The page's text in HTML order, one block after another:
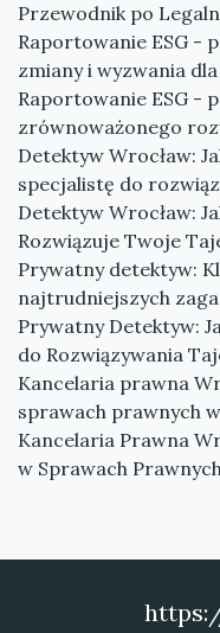
Przewodnik po
Raportowanie ESG -
zmiany i wyzwania
Raportowanie ESG -
zrównoważonego
Detektyw Wrocław:
specjalistę do
Detektyw Wrocław:
Rozwiązuje Twoje
Prywatny detektyw:
najtrudniejszych
Prywatny Detektyw:
do Rozwiązywania
Kancelaria prawna
sprawach prawnych
Kancelaria Prawna
w Sprawach